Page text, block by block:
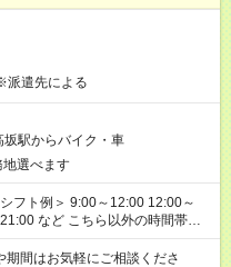
派遣先による
坂駅からバイク・車
選べます
以外の時間帯も
間はお気軽にご相談くださ